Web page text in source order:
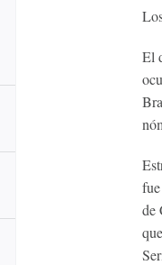
El
de